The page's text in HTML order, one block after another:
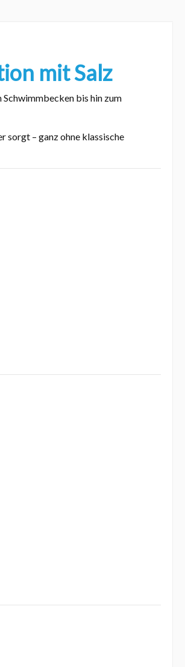
mit Salz
bis hin zum
sorgt – ganz ohne klassische